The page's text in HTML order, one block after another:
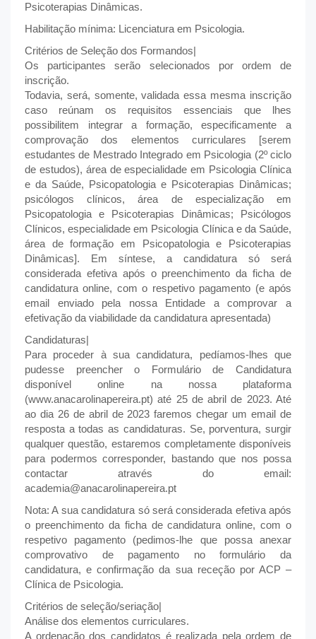
Psicoterapias Dinâmicas.
Habilitação mínima: Licenciatura em Psicologia.
Critérios de Seleção dos Formandos|
Os participantes serão selecionados por ordem de
inscrição.
Todavia, será, somente, validada essa mesma inscrição
caso reúnam os requisitos essenciais que lhes
possibilitem integrar a formação, especificamente a
comprovação dos elementos curriculares [serem
estudantes de Mestrado Integrado em Psicologia (2º ciclo
de estudos), área de especialidade em Psicologia Clínica
e da Saúde, Psicopatologia e Psicoterapias Dinâmicas;
psicólogos clínicos, área de especialização em
Psicopatologia e Psicoterapias Dinâmicas; Psicólogos
Clínicos, especialidade em Psicologia Clínica e da Saúde,
área de formação em Psicopatologia e Psicoterapias
Dinâmicas]. Em síntese, a candidatura só será
considerada efetiva após o preenchimento da ficha de
candidatura online, com o respetivo pagamento (e após
email enviado pela nossa Entidade a comprovar a
efetivação da viabilidade da candidatura apresentada)
Candidaturas|
Para proceder à sua candidatura, pedíamos-lhes que
pudesse preencher o Formulário de Candidatura
disponível online na nossa plataforma
(www.anacarolinapereira.pt) até 25 de abril de 2023. Até
ao dia 26 de abril de 2023 faremos chegar um email de
resposta a todas as candidaturas. Se, porventura, surgir
qualquer questão, estaremos completamente disponíveis
para podermos corresponder, bastando que nos possa
contactar através do email:
academia@anacarolinapereira.pt
Nota: A sua candidatura só será considerada efetiva após
o preenchimento da ficha de candidatura online, com o
respetivo pagamento (pedimos-lhe que possa anexar
comprovativo de pagamento no formulário da
candidatura, e confirmação da sua receção por ACP –
Clínica de Psicologia.
Critérios de seleção/seriação|
Análise dos elementos curriculares.
A ordenação dos candidatos é realizada pela ordem de